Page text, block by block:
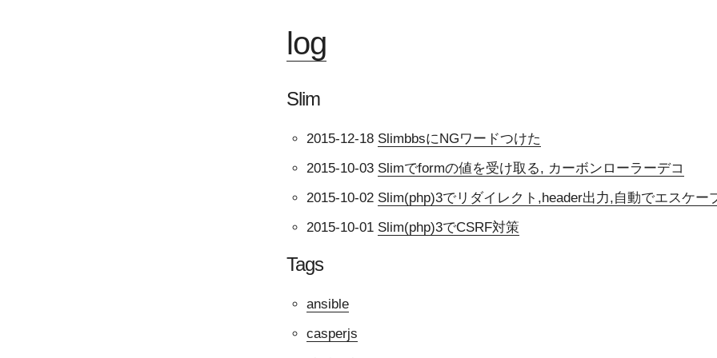
log
Slim
2015-12-18 SlimbbsにNGワードつけた
2015-10-03 Slimでformの値を受け取る, カーボンローラーデコ
2015-10-02 Slim(php)3でリダイレクト,header出力,自動でエスケー
2015-10-01 Slim(php)3でCSRF対策
Tags
ansible
casperjs